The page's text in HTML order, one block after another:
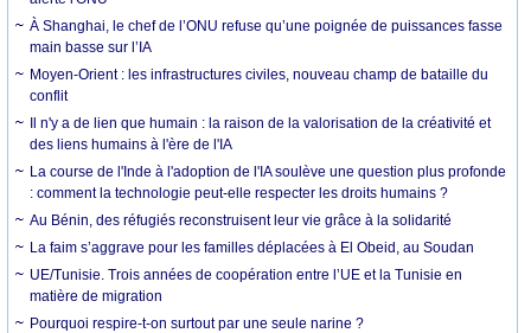
À Shanghai, le chef de l’ONU refuse qu’une poignée de puissances fasse
main basse sur l’IA
Moyen-Orient : les infrastructures civiles, nouveau champ de bataille du
conflit
Il n'y a de lien que humain : la raison de la valorisation de la créativité et
des liens humains à l'ère de l'IA
La course de l'Inde à l'adoption de l'IA soulève une question plus profonde
: comment la technologie peut-elle respecter les droits humains ?
Au Bénin, des réfugiés reconstruisent leur vie grâce à la solidarité
La faim s’aggrave pour les familles déplacées à El Obeid, au Soudan
UE/Tunisie. Trois années de coopération entre l’UE et la Tunisie en
matière de migration
Pourquoi respire-t-on surtout par une seule narine ?